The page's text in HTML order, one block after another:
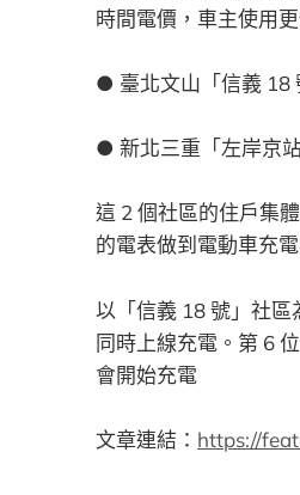
時間電價，車主使用更
● 臺北文山「信義 18
● 新北三重「左岸京站
這 2 個社區的住戶集
的電表做到電動車充
以「信義 18 號」社
同時上線充電。第 6
會開始充電
文章連結： https://